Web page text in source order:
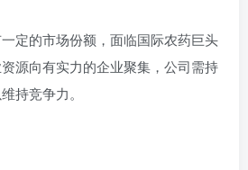
定的市场份额，面临国际农药巨头
源向有实力的企业聚集，公司需持
持竞争力。